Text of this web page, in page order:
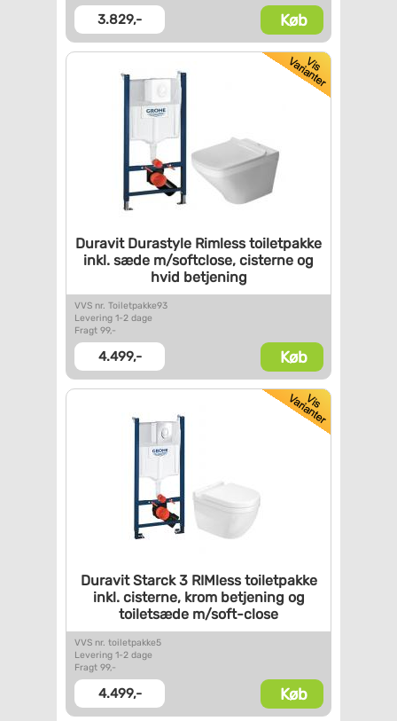
3.829,- Køb
Duravit Durastyle Rimless toiletpakke
inkl. sæde m/softclose, cisterne og
hvid betjening
VVS nr. Toiletpakke93
Levering 1-2 dage
Fragt 99,-
4.499,- Køb
Duravit Starck 3 RIMlesstoiletpakke
inkl. cisterne,krom betjening og
toiletsæde m/soft-close
VVS nr. toiletpakke5
Levering 1-2 dage
Fragt 99,-
4.499,- Køb